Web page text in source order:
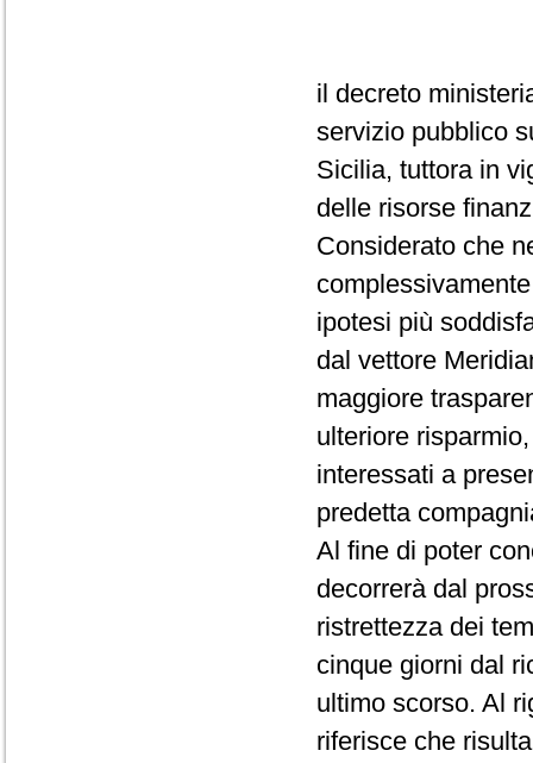
il decreto
servizio pubblico
Sicilia, tuttora in
delle risorse
Considerato che
ipotesi più
dal vettore
maggiore
ulteriore
interessati a
predetta
Al fine di poter
decorrerà dal
ristrettezza dei
cinque giorni dal
ultimo scorso. Al
riferisce che